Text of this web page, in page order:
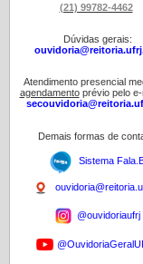
(21) 99782-4462
Dúvidas gerais:
Atendimento presencial
agendamentoprévio pelo e-
Demais formas de
Sistema
@ouvidoriaufrj